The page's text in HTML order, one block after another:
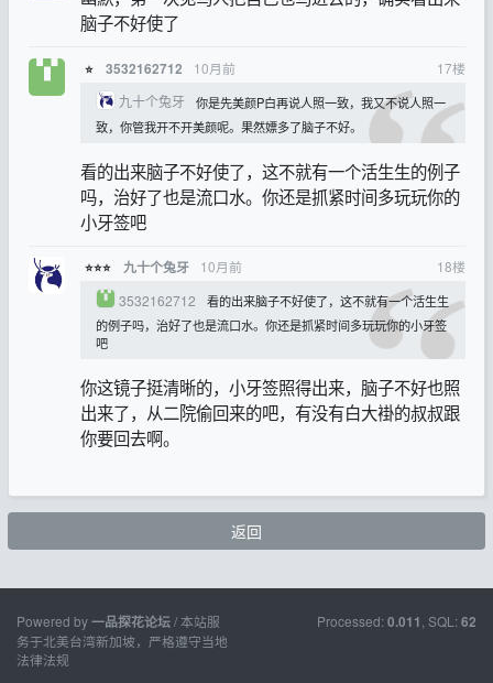
脑子不好使了
⭐ 3532162712 10月前 17楼
九十个兔牙
你是先美颜P白再说人照一致，我又不说人照一
致，你管我开不开美颜呢。果然嫖多了脑子不好。
看的出来脑子不好使了，这不就有一个活生生的例子
吗，治好了也是流口水。你还是抓紧时间多玩玩你的
小牙签吧
⭐⭐⭐ 九十个兔牙 10月前 18楼
3532162712
看的出来脑子不好使了，这不就有一个活生生
的例子吗，治好了也是流口水。你还是抓紧时间多玩玩你的小牙签
吧
你这镜子挺清晰的，小牙签照得出来，脑子不好也照
出来了，从二院偷回来的吧，有没有白大褂的叔叔跟
你要回去啊。
返回
Powered by一品探花论坛/ 本站服
务于北美台湾新加坡，严格遵守当地
法律法规
Processed: 0.011 , SQL: 62